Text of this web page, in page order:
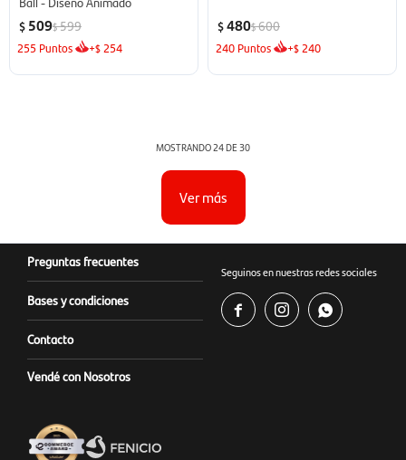
$ 509$599
255 Puntos +$254
$480$600
240 Puntos +$240
MOSTRANDO24DE30
Ver más
Preguntas frecuentes
Bases y condiciones
Contacto
Vendé con Nosotros
Seguinos en nuestras redes sociales
  